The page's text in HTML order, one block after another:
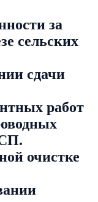
за
сельских
сдачи
работ
очистке